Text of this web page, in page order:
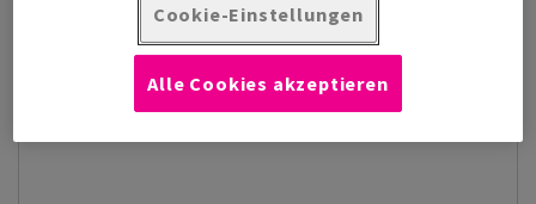
Cookie-Einstellungen
Alle Cookies akzeptieren